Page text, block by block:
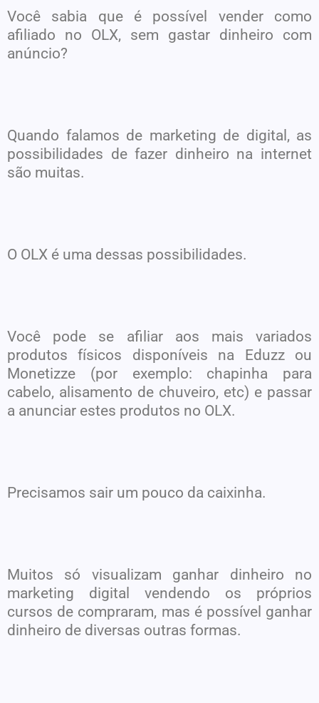
Você sabia que é possível vender como
afiliado no OLX, sem gastar dinheiro com
anúncio?
Quando falamos de marketing de digital, as
possibilidades de fazer dinheiro na internet
são muitas.
O OLX é uma dessas possibilidades.
Você pode se afiliar aos mais variados
produtos físicos disponíveis na Eduzz ou
Monetizze (por exemplo: chapinha para
cabelo, alisamento de chuveiro, etc) e passar
a anunciar estes produtos no OLX.
Precisamos sair um pouco da caixinha.
Muitos só visualizam ganhar dinheiro no
marketing digital vendendo os próprios
cursos de compraram, mas é possível ganhar
dinheiro de diversas outras formas.